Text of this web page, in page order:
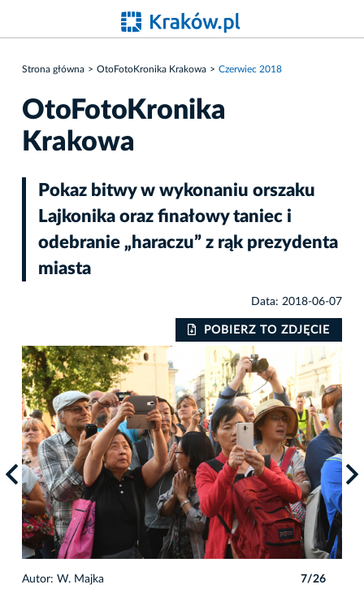
Strona główna OtoFotoKronika Krakowa Czerwiec 2018
OtoFotoKronika
Krakowa
Pokaz bitwy w wykonaniu orszaku
Lajkonika oraz finałowy taniec i
odebranie „haraczu” z rąk prezydenta
miasta
Data: 2018-06-07
POBIERZ TO ZDJĘCIE
Autor: W. Majka 7/26